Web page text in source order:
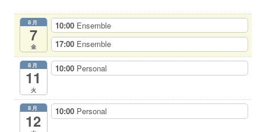
ョ
バ
8月
7
金
10:00 Ensemble
17:00 Ensemble
8月
11
火
10:00 Personal
8月
12
10:00 Personal